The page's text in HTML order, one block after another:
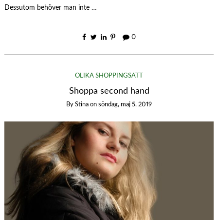
Dessutom behöver man inte …
0
OLIKA SHOPPINGSÄTT
Shoppa second hand
By Stina on söndag, maj 5, 2019